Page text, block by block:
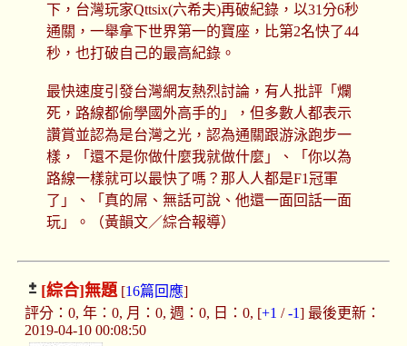
下，台灣玩家Qttsix(六希夫)再破紀錄，以31分6秒
通關，一舉拿下世界第一的寶座，比第2名快了44
秒，也打破自己的最高紀錄。
最快速度引發台灣網友熱烈討論，有人批評「爛
死，路線都偷學國外高手的」，但多數人都表示
讚賞並認為是台灣之光，認為通關跟游泳跑步一
樣，「還不是你做什麼我就做什麼」、「你以為
路線一樣就可以最快了嗎？那人人都是F1冠軍
了」、「真的屌、無話可說、他還一面回話一面
玩」。（黃韻文／綜合報導）
[綜合]無題[16篇回應]
評分：0, 年：0, 月：0, 週：0, 日：0, [+1 /-1] 最後更新：
2019-04-10 00:08:50